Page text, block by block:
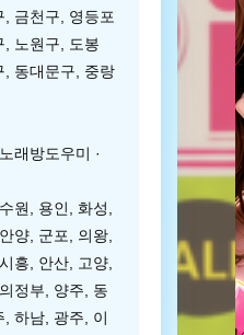
, 금천구, 영등포
, 노원구, 도봉
, 동대문구, 중랑
래방도우미 ·
원, 용인, 화성,
양, 군포, 의왕,
흥, 안산, 고양,
정부, 양주, 동
, 하남, 광주, 이